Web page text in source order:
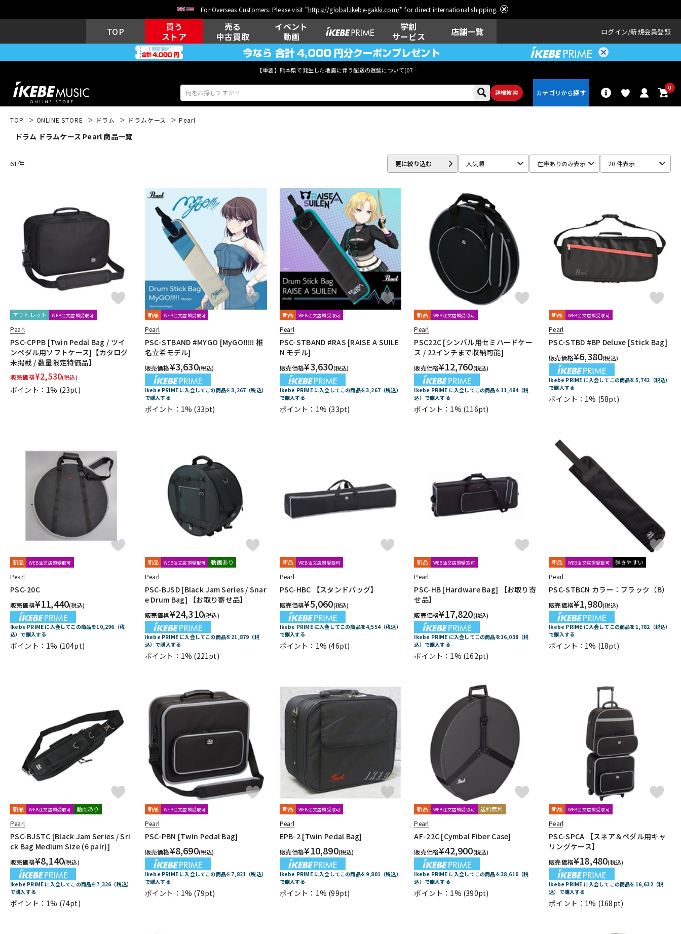
For Overseas Customers: Please visit "https://global.ikebe-gakki.com/" for direct international shipping.
TOP
買う
ストア
売る
中古買取
イベント
動画
学割
サービス
店舗一覧 ログイン 新規会員登録
【重要】熊本県で発生した地震に伴う配送の遅延について(07月29日
詳細検索
0
エレキギター
電子ピアノ 管楽器 その他楽器
DTM DTM オンラ
イン納品
レコーディン
グ機器
配信/ライブ
機器
楽器アクセサ
リ
中古 ヴィンテージ
TOP ONLINE STORE ドラム ドラムケース Pearl
ドラム ドラムケース Pearl 商品一覧
61件 更に絞り込む 人気順 在庫ありのみ表示 20 件表示
アウトレット WEB注文店頭受取可
Pearl
PSC-CPPB [Twin Pedal Bag / ツイ
ンペダル用ソフトケース]【カタログ
未掲載 / 数量限定特価品】
販売価格¥2,530(税込)
ポイント：1% (23pt)
新品 WEB注文店頭受取可
Pearl
PSC-STBAND #MYGO [MyGO!!!!! 椎
名立希モデル]
販売価格¥3,630(税込)
Ikebe PRIME に入会してこの商品を3,267（税込）
で購入する
ポイント：1% (33pt)
新品 WEB注文店頭受取可
Pearl
PSC-STBAND #RAS [RAISE A SUILE
N モデル]
販売価格¥3,630(税込)
Ikebe PRIME に入会してこの商品を3,267（税込）
で購入する
ポイント：1% (33pt)
新品 WEB注文店頭受取可
Pearl
PSC22C [シンバル用セミハードケー
ス / 22インチまで収納可能]
販売価格¥12,760(税込)
Ikebe PRIME に入会してこの商品を11,484（税
込）で購入する
ポイント：1% (116pt)
新品 WEB注文店頭受取可
Pearl
PSC-STBD #BP Deluxe [Stick Bag]
販売価格¥6,380(税込)
Ikebe PRIME に入会してこの商品を5,742（税込）
で購入する
ポイント：1% (58pt)
新品 WEB注文店頭受取可
Pearl
PSC-20C
販売価格¥11,440(税込)
Ikebe PRIME に入会してこの商品を10,296（税
込）で購入する
ポイント：1% (104pt)
新品 WEB注文店頭受取可 動画あり
Pearl
PSC-BJSD [Black Jam Series / Snar
e Drum Bag] 【お取り寄せ品】
販売価格¥24,310(税込)
Ikebe PRIME に入会してこの商品を21,879（税
込）で購入する
ポイント：1% (221pt)
新品 WEB注文店頭受取可
Pearl
PSC-HBC 【スタンドバッグ】
販売価格¥5,060(税込)
Ikebe PRIME に入会してこの商品を4,554（税込）
で購入する
ポイント：1% (46pt)
新品 WEB注文店頭受取可
Pearl
PSC-HB [Hardware Bag] 【お取り寄
せ品】
販売価格¥17,820(税込)
Ikebe PRIME に入会してこの商品を16,038（税
込）で購入する
ポイント：1% (162pt)
新品 WEB注文店頭受取可 弾きやすい
Pearl
PSC-STBCN カラー：ブラック（B）
販売価格¥1,980(税込)
Ikebe PRIME に入会してこの商品を1,782（税込）
で購入する
ポイント：1% (18pt)
新品 WEB注文店頭受取可 動画あり
Pearl
PSC-BJSTC [Black Jam Series / Sri
ck Bag Medium Size (6 pair)]
販売価格¥8,140(税込)
Ikebe PRIME に入会してこの商品を7,326（税込）
で購入する
ポイント：1% (74pt)
新品 WEB注文店頭受取可
Pearl
PSC-PBN [Twin Pedal Bag]
販売価格¥8,690(税込)
Ikebe PRIME に入会してこの商品を7,821（税込）
で購入する
ポイント：1% (79pt)
新品 WEB注文店頭受取可
Pearl
EPB-2 [Twin Pedal Bag]
販売価格¥10,890(税込)
Ikebe PRIME に入会してこの商品を9,801（税込）
で購入する
ポイント：1% (99pt)
新品 WEB注文店頭受取可 送料無料
Pearl
AF-22C [Cymbal Fiber Case]
販売価格¥42,900(税込)
Ikebe PRIME に入会してこの商品を38,610（税
込）で購入する
ポイント：1% (390pt)
新品 WEB注文店頭受取可
Pearl
PSC-SPCA 【スネア＆ペダル用キャ
リングケース】
販売価格¥18,480(税込)
Ikebe PRIME に入会してこの商品を16,632（税
込）で購入する
ポイント：1% (168pt)